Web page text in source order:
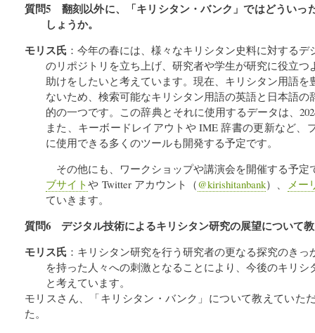
質問5 翻刻以外に、「キリシタン・バンク」ではどういっ
しょうか。
モリス氏 ：今年の春には、様々なキリシタン史料に対する
のリポジトリを立ち上げ、研究者や学生が研究に役立つ
助けをしたいと考えています。現在、キリシタン用語を
ないため、検索可能なキリシタン用語の英語と日本語
的の一つです。この辞典とそれに使用するデータは、
また、キーボードレイアウトや IME 辞書の更新など、
に使用できる多くのツールも開発する予定です。
その他にも、ワークショップや講演会を開催する予定
ブサイトや Twitter アカウント（@kirishitanbank）、
メー
ていきます。
質問6 デジタル技術によるキリシタン研究の展望について
モリス氏 ：キリシタン研究を行う研究者の更なる探究のき
を持った人々への刺激となることにより、今後のキリ
と考えています。
モリスさん、「キリシタン・バンク」について教えていた
た。